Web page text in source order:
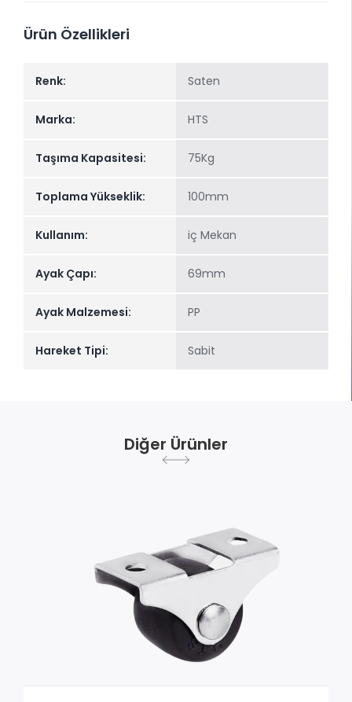
Ürün Özellikleri
Renk: Saten
Marka: HTS
Taşıma Kapasitesi: 75Kg
Toplama Yükseklik: 100mm
Kullanım: iç Mekan
Ayak Çapı: 69mm
Ayak Malzemesi: PP
Hareket Tipi: Sabit
Diğer Ürünler